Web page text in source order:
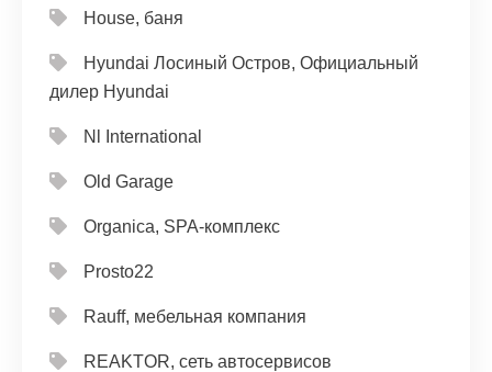
House, баня
Hyundai Лосиный Остров, Официальный
дилер Hyundai
Nl International
Old Garage
Organica, SPA-комплекс
Prosto22
Rauff, мебельная компания
REAKTOR, сеть автосервисов